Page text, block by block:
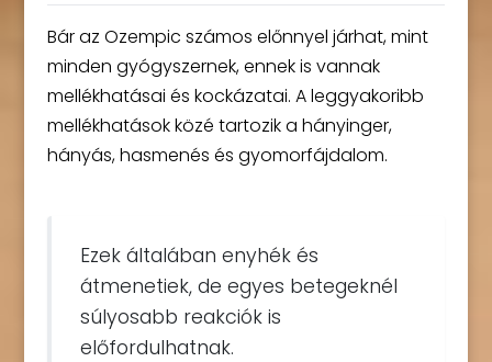
Bár az Ozempic számos előnnyel járhat, mint
minden gyógyszernek, ennek is vannak
mellékhatásai és kockázatai. A leggyakoribb
mellékhatások közé tartozik a hányinger,
hányás, hasmenés és gyomorfájdalom.
Ezek általában enyhék és
átmenetiek, de egyes betegeknél
súlyosabb reakciók is
előfordulhatnak.